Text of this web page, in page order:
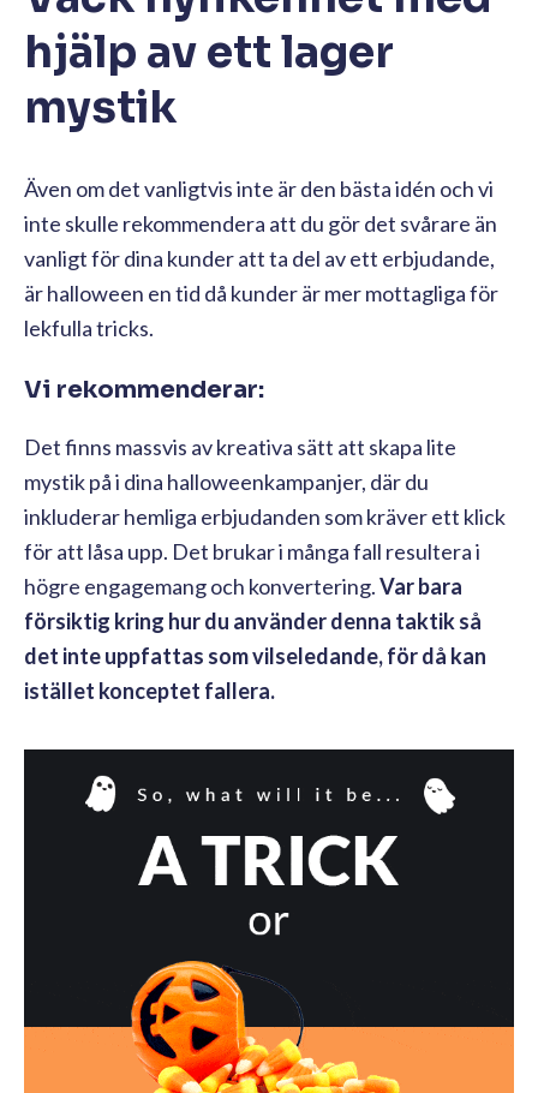
hjälp av ett lager
mystik
Även om det vanligtvis inte är den bästa idén och vi
inte skulle rekommendera att du gör det svårare än
vanligt för dina kunder att ta del av ett erbjudande,
är halloween en tid då kunder är mer mottagliga för
lekfulla tricks.
Vi rekommenderar:
Det finns massvis av kreativa sätt att skapa lite
mystik på i dina halloweenkampanjer, där du
inkluderar hemliga erbjudanden som kräver ett klick
för att låsa upp. Det brukar i många fall resultera i
högre engagemang och konvertering.Var bara
försiktig kring hur du använder denna taktik så
det inte uppfattas som vilseledande, för då kan
istället konceptet fallera.